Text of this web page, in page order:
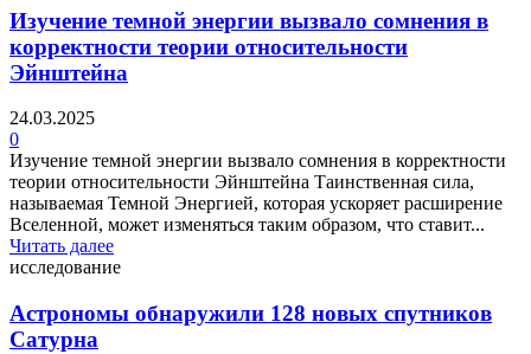
Изучение темной энергии вызвало сомнения в
корректности теории относительности
Эйнштейна
24.03.2025
0
Изучение темной энергии вызвало сомнения в корректности
теории относительности Эйнштейна Таинственная сила,
называемая Темной Энергией, которая ускоряет расширение
Вселенной, может изменяться таким образом, что ставит...
Читать далее
исследование
Астрономы обнаружили 128 новых спутников
Сатурна